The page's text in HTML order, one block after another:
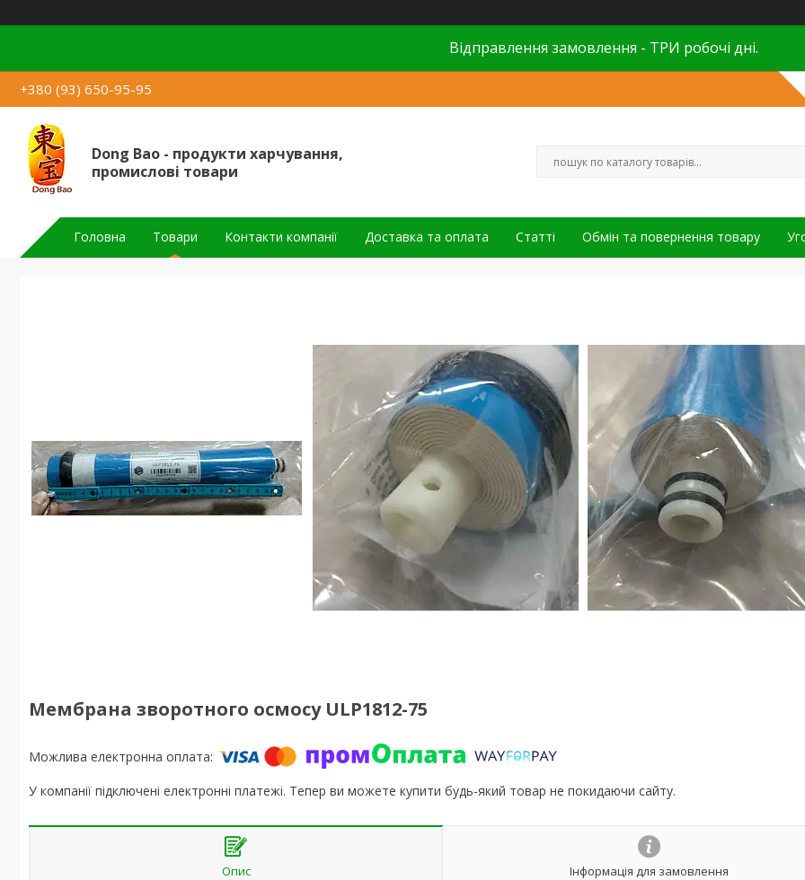
Відправлення замовлення - ТРИ робочі дні.
+380 (93) 650-95-95
Dong Bao - продукти харчування,
промислові товари
Головна Товари Контакти компанії Доставка та оплата Статті Обмін та повернення товару
Мембрана зворотного осмосу ULP1812-75
У компанії підключені електронні платежі. Тепер ви можете купити будь-який товар не покидаючи сайту.
Опис Інформація для замовлення